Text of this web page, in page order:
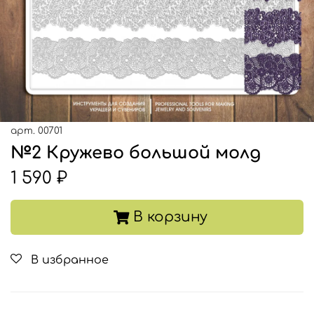
арт. 00701
№2 Кружево большой молд
1 590 ₽
В корзину
В избранное